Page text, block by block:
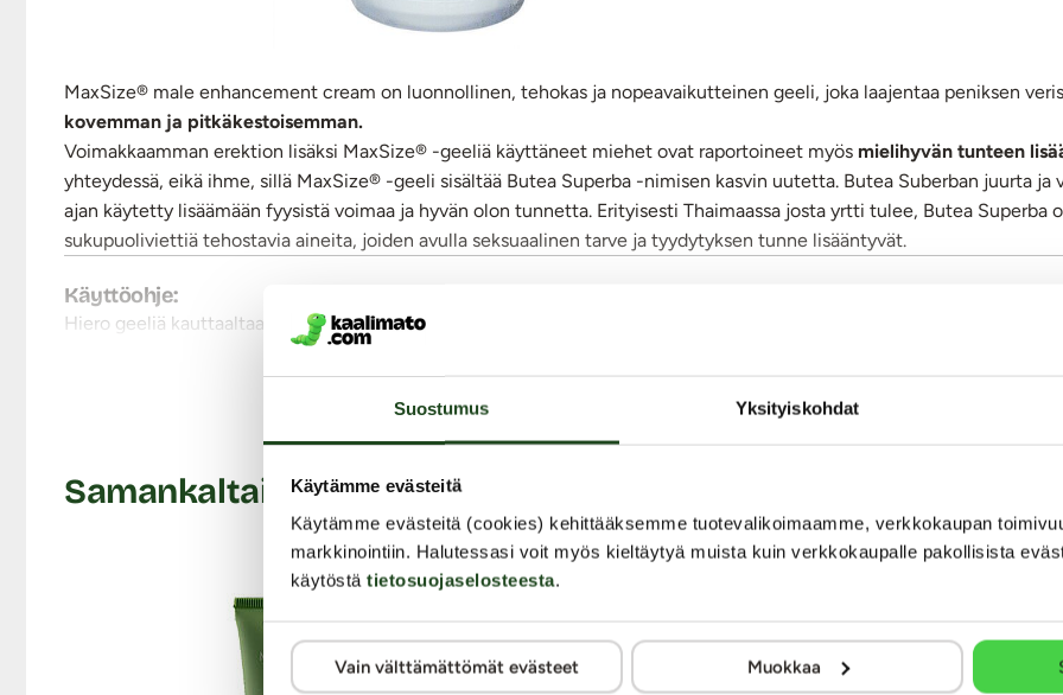
Suostumus Yksityiskohdat
Käytämme evästeitä
Käytämme evästeitä (cookies) kehittääksemme tuotevalikoimaamme, verkkokaupan
markkinointiin. Halutessasi voit myös kieltäytyä muista kuin verkkokaupalle pakollisista
käytöstä tietosuojaselosteesta.
Vain välttämättömät evästeet Muokkaa
MaxSize® male enhancement cream on luonnollinen, tehokas ja nopeavaikutteinen geeli, joka laajentaa peniksen
kovemman ja pitkäkestoisemman.
Voimakkaamman erektion lisäksi MaxSize® -geeliä käyttäneet miehet ovat raportoineet myös mielihyvän tunteen
yhteydessä, eikä ihme, sillä MaxSize® -geeli sisältää Butea Superba -nimisen kasvin uutetta. Butea Suberban juurta ja
ajan käytetty lisäämään fyysistä voimaa ja hyvän olon tunnetta. Erityisesti Thaimaassa josta yrtti tulee, Butea Superba
sukupuoliviettiä tehostavia aineita, joiden avulla seksuaalinen tarve ja tyydytyksen tunne lisääntyvät.
Käyttöohje:
Hiero geeliä kauttaaltaan penikseen. Vaikutus alkaa heti. Tehokkuutensa ansiosta jo pieni määrä tuotetta riittää.
myös kumppani saattaa havaita kiihottavia, kihelmöiviä tuntemuksia.
MaxSize® male enhancement cream ei tahmaa ja se imeytyy hyvin. Kondomiturvallinen tuote. Älä käytä tuotetta
joutumista silmiin. Pidä poissa lasten ulottuvilta.
Ominaisuudet: Erektiota voimistava, kiihottava
Ainesosat (ingredients): Purified Water, Propylene Glycol, Dimethicone, Polysorbate 80, Glycerin, Aloe
10, Garbomer, Butea Superba, Menthol, Mentha Piperita (Peppermint) Oil, Niacin, Diazolidinyl Urea/Iodopropynyl
Lähetyspaketin koko: 20 x 11 x 9 cm
Lähetyksen paino: ~ 0.5 kg
Näytä lisää
Samankaltaisia tuotteita